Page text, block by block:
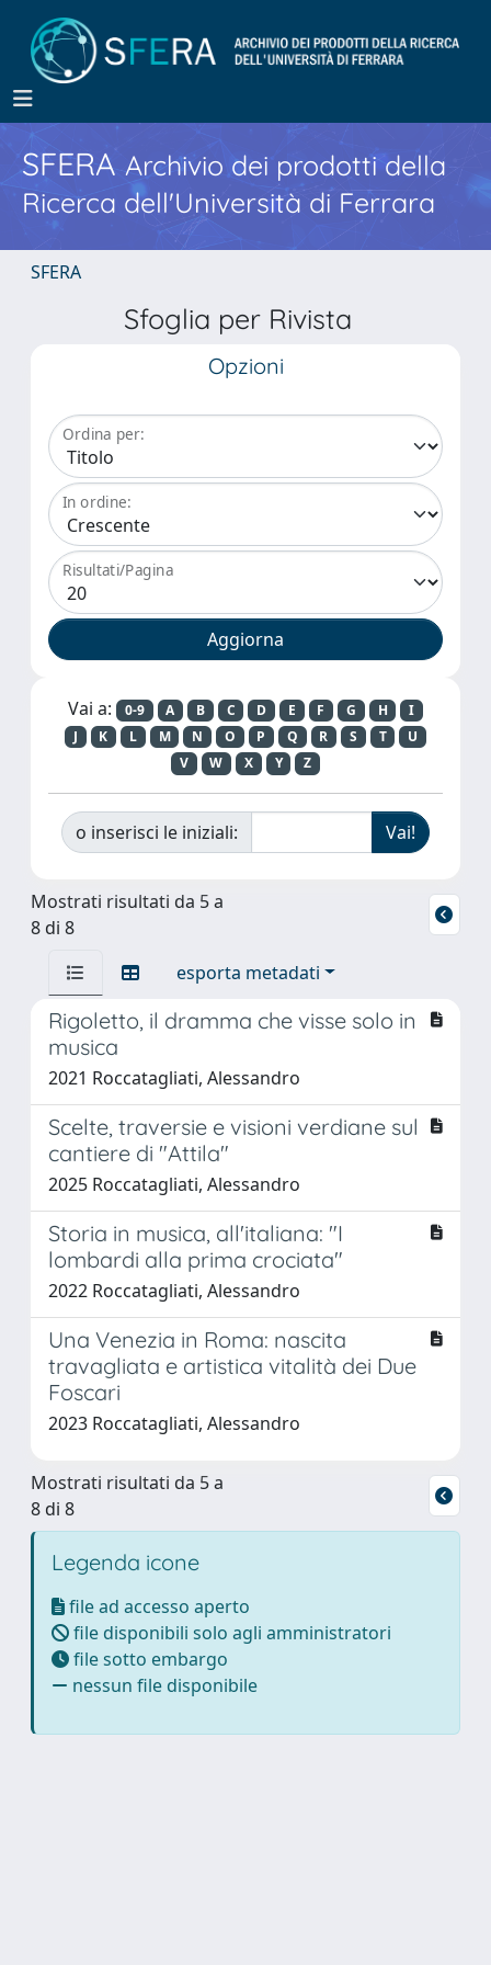
SFERA Archivio dei prodotti della
Ricerca dell'Università di Ferrara
SFERA
Sfoglia per Rivista
Opzioni
Ordina per:
In ordine:
Risultati/Pagina
Vai a: 0-9 A B C D E F G H
I
J
K L M N O P Q R S T
U
V
W X Y Z
o inserisci le iniziali:
Mostrati risultati da 5 a
8 di 8
esporta metadati
Rigoletto, il dramma che visse solo in
musica
2021 Roccatagliati, Alessandro
Scelte, traversie e visioni verdiane sul
cantiere di "Attila"
2025 Roccatagliati, Alessandro
Storia in musica, all'italiana: "I
lombardi alla prima crociata"
2022 Roccatagliati, Alessandro
Una Venezia in Roma: nascita
travagliata e artistica vitalità dei Due
Foscari
2023 Roccatagliati, Alessandro
Mostrati risultati da 5 a
8 di 8
Legenda icone
file ad accesso aperto
file disponibili solo agli amministratori
file sotto embargo
nessun file disponibile